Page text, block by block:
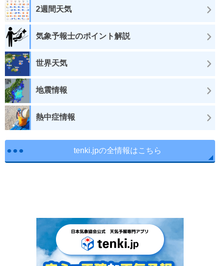
2週間天気
気象予報士のポイント解説
世界天気
地震情報
熱中症情報
tenki.jpの全情報はこちら